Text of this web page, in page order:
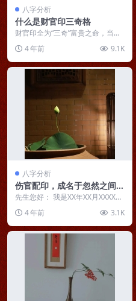
八字分析
什么是财官印三奇格
财官印全为“三奇”富贵之命，当然
生官，官能护财，身...
4 年前 9.1K
八字分析
伤官配印，成名于忽然之间，
但冰炭不同器而久
先生您好： 我是XX年XX月XXXXX
近研究生就...
4 年前 3.1K